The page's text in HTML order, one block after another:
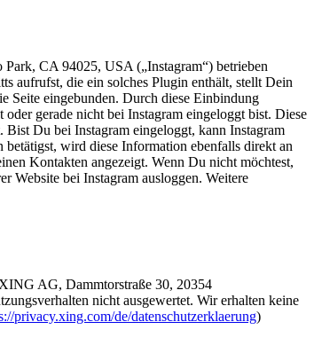
CA 94025, USA („Instagram“) betrieben
aufrufst, die ein solches Plugin enthält, stellt Dein
Seite eingebunden. Durch diese Einbindung
gerade nicht bei Instagram eingeloggt bist. Diese
Du bei Instagram eingeloggt, kann Instagram
wird diese Information ebenfalls direkt an
Kontakten angezeigt. Wenn Du nicht möchtest,
Website bei Instagram ausloggen. Weitere
AG, Dammtorstraße 30, 20354
nicht ausgewertet. Wir erhalten keine
privacy.xing.com/de/datenschutzerklaerung)